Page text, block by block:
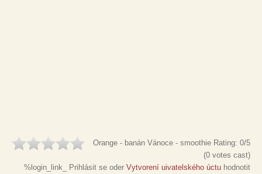
Orange - banán Vánoce - smoothie Rating: 0/5
(0 votes cast)
%login_link_ Prihlásit se oder Vytvorení uivatelského úctu hodnotit